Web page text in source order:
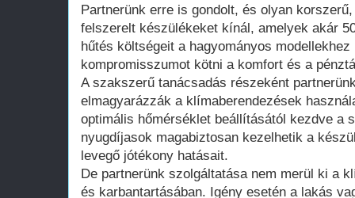
Partnerünk erre is gondolt, és olyan
felszerelt készülékeket kínál, amelyek akár
hűtés költségeit a hagyományos
kompromisszumot kötni a komfort és a
A szakszerű tanácsadás részeként
elmagyarázzák a klímaberendezések
optimális hőmérséklet beállításától kezdve a
nyugdíjasok magabiztosan kezelhetik a
levegő jótékony hatásait.
De partnerünk szolgáltatása nem merül ki a
és karbantartásában. Igény esetén a lakás